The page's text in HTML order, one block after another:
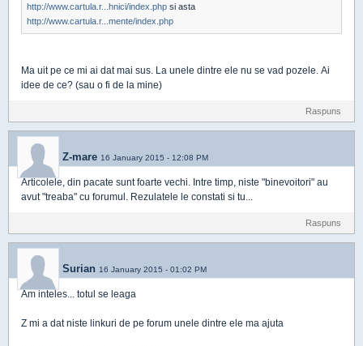
http://www.cartula.r...hnici/index.php si asta
http://www.cartula.r...mente/index.php
Ma uit pe ce mi ai dat mai sus. La unele dintre ele nu se vad pozele. Ai
idee de ce? (sau o fi de la mine)
Raspuns
Z-mare 16 January 2015 - 12:08 PM
Articolele, din pacate sunt foarte vechi. Intre timp, niste "binevoitori" au
avut "treaba" cu forumul. Rezulatele le constati si tu...
Raspuns
Surian 16 January 2015 - 01:02 PM
Am inteles... totul se leaga
Z mi a dat niste linkuri de pe forum unele dintre ele ma ajuta